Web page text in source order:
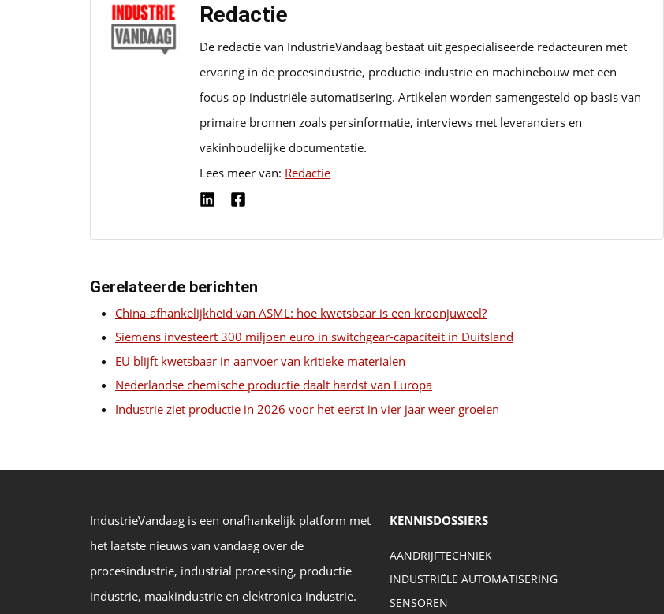
Redactie
De redactie van IndustrieVandaag bestaat uit gespecialiseerde redacteuren met
ervaring in de procesindustrie, productie-industrie en machinebouw met een
focus op industriële automatisering. Artikelen worden samengesteld op basis van
primaire bronnen zoals persinformatie, interviews met leveranciers en
vakinhoudelijke documentatie.
Lees meer van: Redactie
Gerelateerde berichten
China-afhankelijkheid van ASML: hoe kwetsbaar is een kroonjuweel?
Siemens investeert 300 miljoen euro in switchgear-capaciteit in Duitsland
EU blijft kwetsbaar in aanvoer van kritieke materialen
Nederlandse chemische productie daalt hardst van Europa
Industrie ziet productie in 2026 voor het eerst in vier jaar weer groeien
IndustrieVandaag is een onafhankelijk platform met
het laatste nieuws van vandaag over de
procesindustrie, industrial processing, productie
industrie, maakindustrie en elektronica industrie.
KENNISDOSSIERS
AANDRIJFTECHNIEK
INDUSTRIËLE AUTOMATISERING
SENSOREN